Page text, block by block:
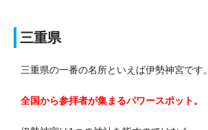
三重県
三重県の一番の名所といえば伊勢神宮です。
全国から参拝者が集まるパワースポット。